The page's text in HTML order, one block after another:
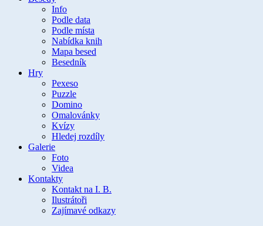
Info
Podle data
Podle místa
Nabídka knih
Mapa besed
Besedník
Hry
Pexeso
Puzzle
Domino
Omalovánky
Kvízy
Hledej rozdíly
Galerie
Foto
Videa
Kontakty
Kontakt na I. B.
Ilustrátoři
Zajímavé odkazy